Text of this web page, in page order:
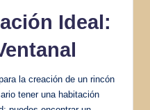
Ideal:
la creación de un rincón
tener una habitación